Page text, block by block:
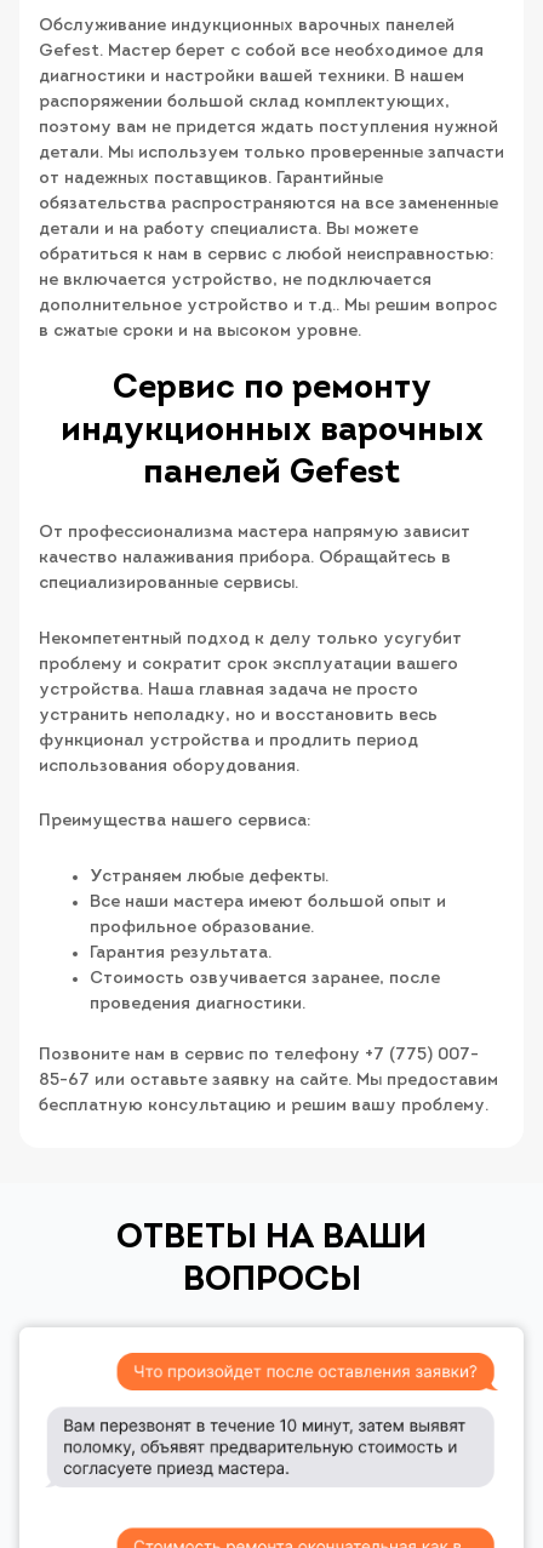
Обслуживание индукционных варочных панелей
Gefest. Мастер берет с собой все необходимое для
диагностики и настройки вашей техники. В нашем
распоряжении большой склад комплектующих,
поэтому вам не придется ждать поступления нужной
детали. Мы используем только проверенные запчасти
от надежных поставщиков. Гарантийные
обязательства распространяются на все замененные
детали и на работу специалиста. Вы можете
обратиться к нам в сервис с любой неисправностью:
не включается устройство, не подключается
дополнительное устройство и т.д.. Мы решим вопрос
в сжатые сроки и на высоком уровне.
Сервис по ремонту
индукционных варочных
панелей Gefest
От профессионализма мастера напрямую зависит
качество налаживания прибора. Обращайтесь в
специализированные сервисы.
Некомпетентный подход к делу только усугубит
проблему и сократит срок эксплуатации вашего
устройства. Наша главная задача не просто
устранить неполадку, но и восстановить весь
функционал устройства и продлить период
использования оборудования.
Преимущества нашего сервиса:
Устраняем любые дефекты.
Все наши мастера имеют большой опыт и
профильное образование.
Гарантия результата.
Стоимость озвучивается заранее, после
проведения диагностики.
Позвоните нам в сервис по телефону +7 (775) 007-
85-67 или оставьте заявку на сайте. Мы предоставим
бесплатную консультацию и решим вашу проблему.
ОТВЕТЫ НА ВАШИ
ВОПРОСЫ